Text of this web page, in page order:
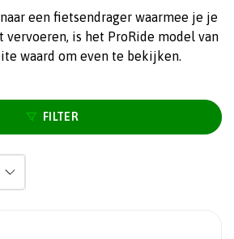
een fietsendrager waarmee je je
vervoeren, is het ProRide model van
waard om even te bekijken.
FILTER